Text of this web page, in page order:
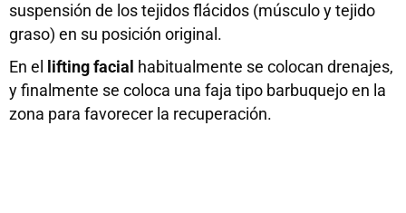
suspensión de los tejidos flácidos (músculo y tejido
graso) en su posición original.
En el
lifting facial habitualmente se colocan drenajes,
y finalmente se coloca una faja tipo barbuquejo en la
zona para favorecer la recuperación.